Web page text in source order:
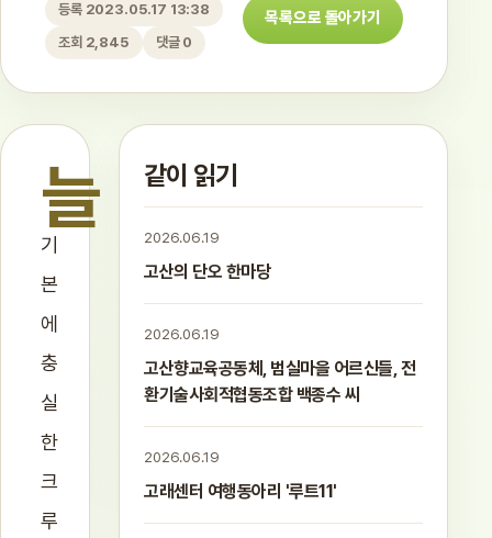
등록 2023.05.17 13:38
조회 2,845
댓글 0
목록으로 돌아가기
늘
기
본
에
충
실
한
크
루
같이 읽기
2026.06.19
고산의 단오 한마당
2026.06.19
고산향교육공동체, 범실마을 어르신들, 전
환기술사회적협동조합 백종수 씨
2026.06.19
고래센터 여행동아리 '루트11'